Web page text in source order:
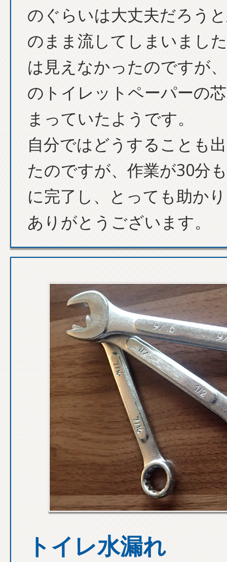
のぐらいは大丈夫だろう
のまま流してしまいまし
は見えなかったのですが
のトイレットペーパーの
まっていたようです。
自分ではどうすることも
たのですが、作業が30分
に完了し、とっても助か
ありがとうございます。
トイレ水漏れ